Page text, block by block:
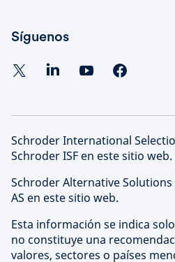
Síguenos
Schroder International
Schroder ISF en este sitio web.
Schroder Alternative
AS en este sitio web.
Esta información se indica
no constituye una
valores, sectores o países